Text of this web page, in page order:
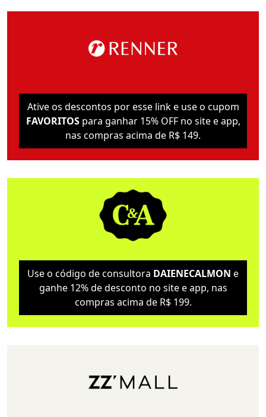
Ative os descontos por esse link e use o cupom
FAVORITOSpara ganhar 15% OFF no site e app,
nas compras acima de R$ 149.
Use o código de consultora DAIENECALMON e
ganhe 12% de desconto no site e app, nas
compras acima de R$ 199.